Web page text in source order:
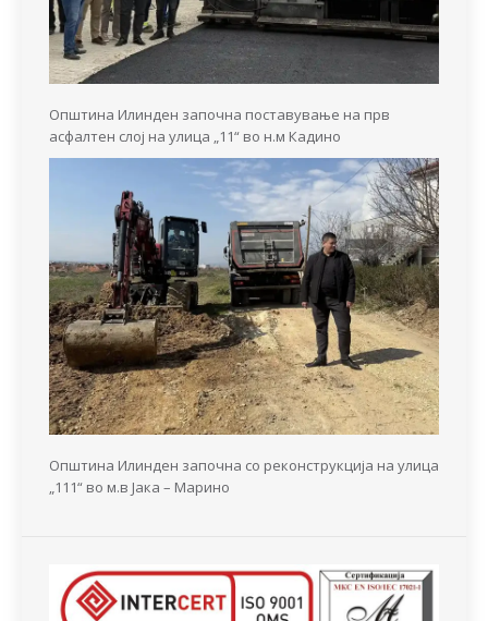
Општина Илинден започна поставување на прв
асфалтен слој на улица „11“ во н.м Кадино
Општина Илинден започна со реконструкција на улица
„111“ во м.в Јака – Марино